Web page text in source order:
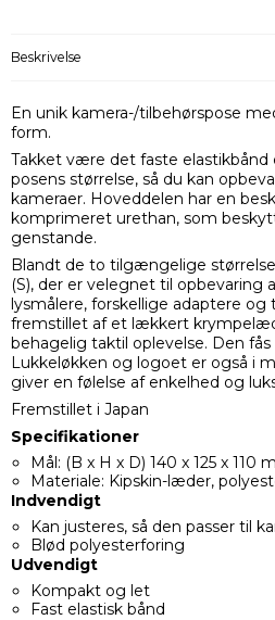
Beskrivelse
En unik kamera-/tilbehørspose
form.
Takket være det faste
posens størrelse, så du kan
kameraer. Hoveddelen har en
komprimeret urethan, som
genstande.
Blandt de to tilgængelige
(S), der er velegnet til opbevaring
lysmålere, forskellige adaptere
fremstillet af et lækkert
behagelig taktil oplevelse. Den
Lukkeløkken og logoet er også i
giver en følelse af enkelhed og
Fremstillet i Japan
Specifikationer
Mål: (B x H x D) 140 x 125 x 110
Materiale: Kipskin-læder,
Indvendigt
Kan justeres, så den passer til
Blød polyesterforing
Udvendigt
Kompakt og let
Fast elastisk bånd